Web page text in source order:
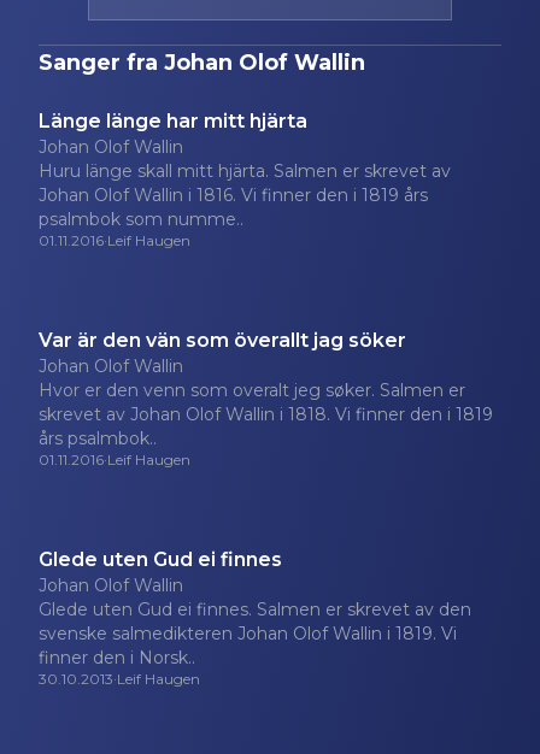
Sanger fra Johan Olof Wallin
Länge länge har mitt hjärta
Johan Olof Wallin
Huru länge skall mitt hjärta. Salmen er skrevet av
Johan Olof Wallin i 1816. Vi finner den i 1819 års
psalmbok som numme..
01.11.2016·Leif Haugen
Var är den vän som överallt jag söker
Johan Olof Wallin
Hvor er den venn som overalt jeg søker. Salmen er
skrevet av Johan Olof Wallin i 1818. Vi finner den i 1819
års psalmbok..
01.11.2016·Leif Haugen
Glede uten Gud ei finnes
Johan Olof Wallin
Glede uten Gud ei finnes. Salmen er skrevet av den
svenske salmedikteren Johan Olof Wallin i 1819. Vi
finner den i Norsk..
30.10.2013·Leif Haugen